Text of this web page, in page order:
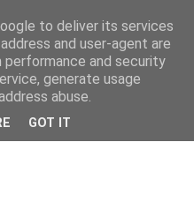
to deliver its services
and user-agent are
performance and security
generate usage
abuse.
GOT IT